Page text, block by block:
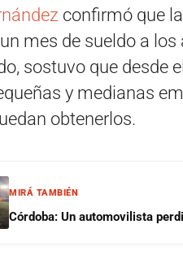
confirmó que
mes de sueldo a los
sostuvo que desde
y medianas
obtenerlos.
MIRÁ TAMBIÉN
Córdoba: Un automovilista